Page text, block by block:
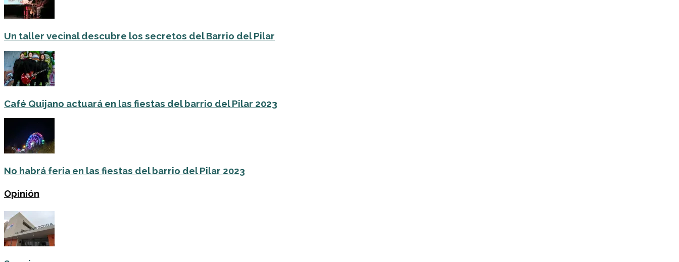
Un taller vecinal descubre los secretos del Barrio del Pilar
Café Quijano actuará en las fiestas del barrio del Pilar 2023
No habrá feria en las fiestas del barrio del Pilar 2023
Opinión